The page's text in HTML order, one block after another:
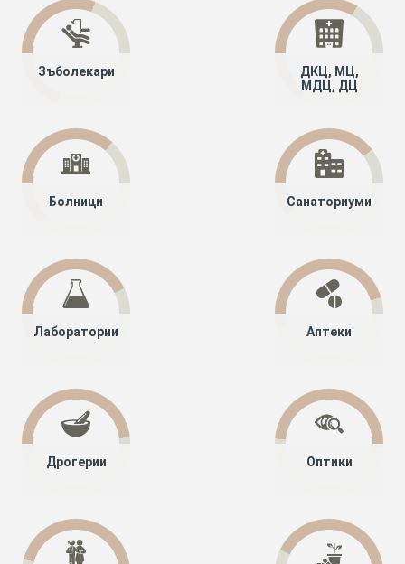
Зъболекари
ДКЦ, МЦ,
МДЦ, ДЦ
Болници Санаториуми
Лаборатории Аптеки
Дрогерии Оптики